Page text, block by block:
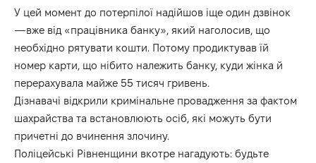
У цей момент до потерпілої надійшов іще один дзвінок
—вже від «працівника банку», який наголосив, що
необхідно рятувати кошти. Потому продиктував їй
номер карти, що нібито належить банку, куди жінка й
перерахувала майже 55 тисяч гривень.
Дізнавачі відкрили кримінальне провадження за фактом
шахрайства та встановлюють осіб, які можуть бути
причетні до вчинення злочину.
Поліцейські Рівненщини вкотре нагадують: будьте